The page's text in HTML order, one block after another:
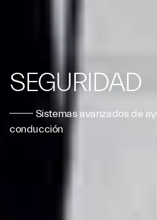
SEGURIDAD
Sistemas avanzados de
conducción